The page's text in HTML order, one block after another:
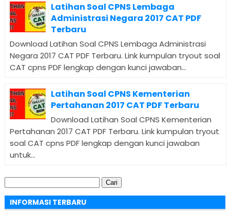
Latihan Soal CPNS Lembaga
Administrasi Negara 2017 CAT PDF
Terbaru
Download Latihan Soal CPNS Lembaga Administrasi
Negara 2017 CAT PDF Terbaru. Link kumpulan tryout soal
CAT cpns PDF lengkap dengan kunci jawaban...
Latihan Soal CPNS Kementerian
Pertahanan 2017 CAT PDF Terbaru
Download Latihan Soal CPNS Kementerian
Pertahanan 2017 CAT PDF Terbaru. Link kumpulan tryout
soal CAT cpns PDF lengkap dengan kunci jawaban
untuk...
untuk:
INFORMASI TERBARU